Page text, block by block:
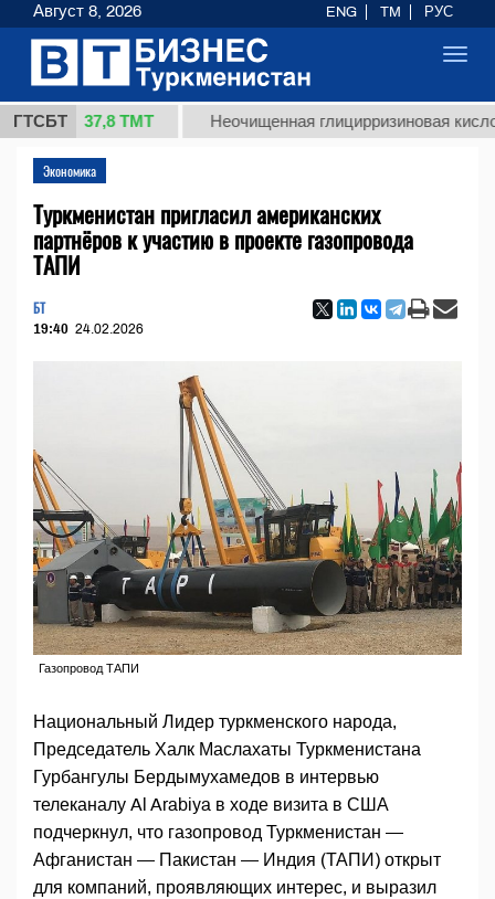
ГТСБТ
37,8 ТМТ Неочищенная глицирризиновая кислота
Экономика
Туркменистан пригласил американских
партнёров к участию в проекте газопровода
ТАПИ
БТ
19:40 24.02.2026
Газопровод ТАПИ
Национальный Лидер туркменского народа,
Председатель Халк Маслахаты Туркменистана
Гурбангулы Бердымухамедов в интервью
телеканалу Al Arabiya в ходе визита в США
подчеркнул, что газопровод Туркменистан —
Афганистан — Пакистан — Индия (ТАПИ) открыт
для компаний, проявляющих интерес, и выразил
Август 8, 2026 ENG TM РУС